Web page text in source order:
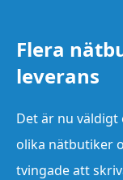
Flera
leverans
Det är nu
olika nätbutiker
tvingade att